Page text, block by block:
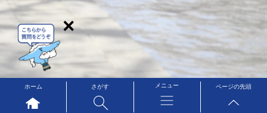
ホーム さがす メニュー ページの先頭
×